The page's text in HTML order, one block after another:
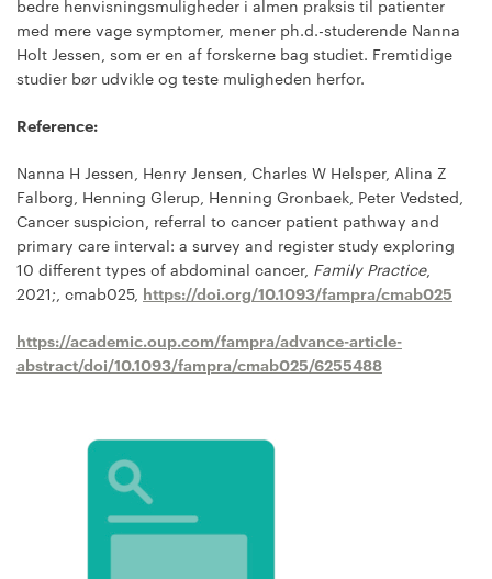
bedre henvisningsmuligheder i almen praksis til patienter
med mere vage symptomer, mener ph.d.-studerende Nanna
Holt Jessen, som er en af forskerne bag studiet. Fremtidige
studier bør udvikle og teste muligheden herfor.
Reference:
Nanna H Jessen, Henry Jensen, Charles W Helsper, Alina Z
Falborg, Henning Glerup, Henning Gronbaek, Peter Vedsted,
Cancer suspicion, referral to cancer patient pathway and
primary care interval: a survey and register study exploring
10 different types of abdominal cancer, Family Practice,
2021;, cmab025, https://doi.org/10.1093/fampra/cmab025
https://academic.oup.com/fampra/advance-article-
abstract/doi/10.1093/fampra/cmab025/6255488